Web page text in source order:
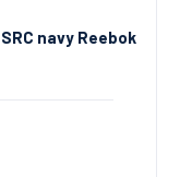
navy Reebok